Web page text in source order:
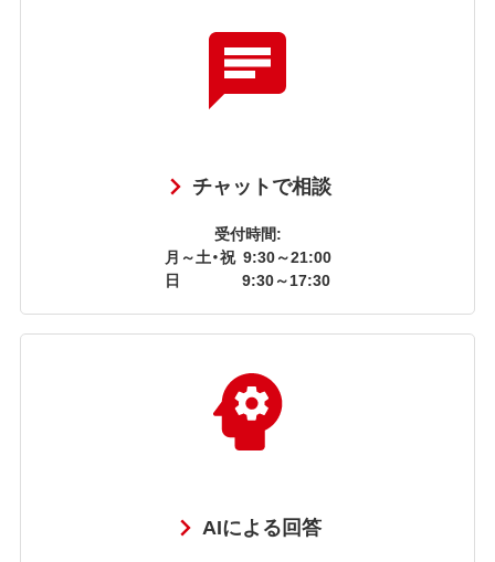
チャットで相談
受付時間:
月～土・祝 9:30～21:00
日
9:30～17:30
AIによる回答